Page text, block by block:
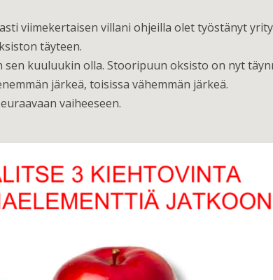
viimekertaisen villani ohjeilla olet työstänyt
täyteen.
sen kuuluukin olla. Stooripuun oksisto on nyt
järkeä, toisissa vähemmän järkeä.
vaiheeseen.